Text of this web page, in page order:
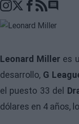
Go to
Leonard Miller es
desarrollo, G
el puesto 33 del
dólares en 4 años,